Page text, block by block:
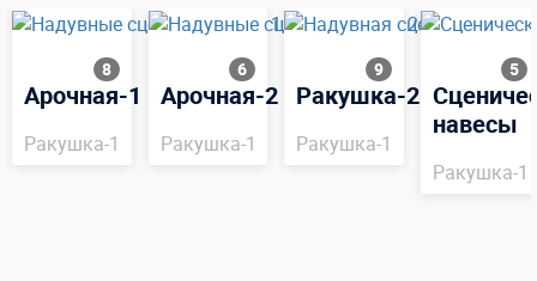
8
Арочная-1
Ракушка-1
6
Арочная-2
Ракушка-1
9
Ракушка-2
Ракушка-1
5
навесы
Ракушка-1